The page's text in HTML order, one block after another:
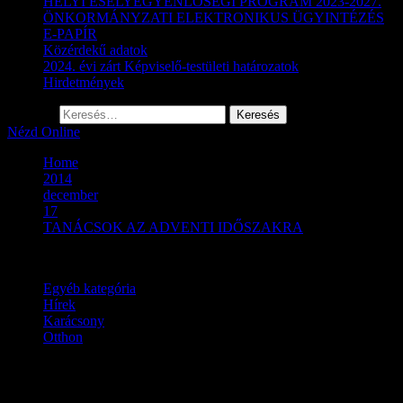
ÖNKORMÁNYZATI ELEKTRONIKUS ÜGYINTÉZÉS
E-PAPÍR
Közérdekű adatok
2024. évi zárt Képviselő-testületi határozatok
Hirdetmények
Nézd Online
Home
2014
december
17
TANÁCSOK AZ ADVENTI IDŐSZAKRA
Egyéb kategória
Hírek
Karácsony
Otthon